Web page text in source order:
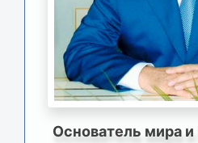
Основатель мира и